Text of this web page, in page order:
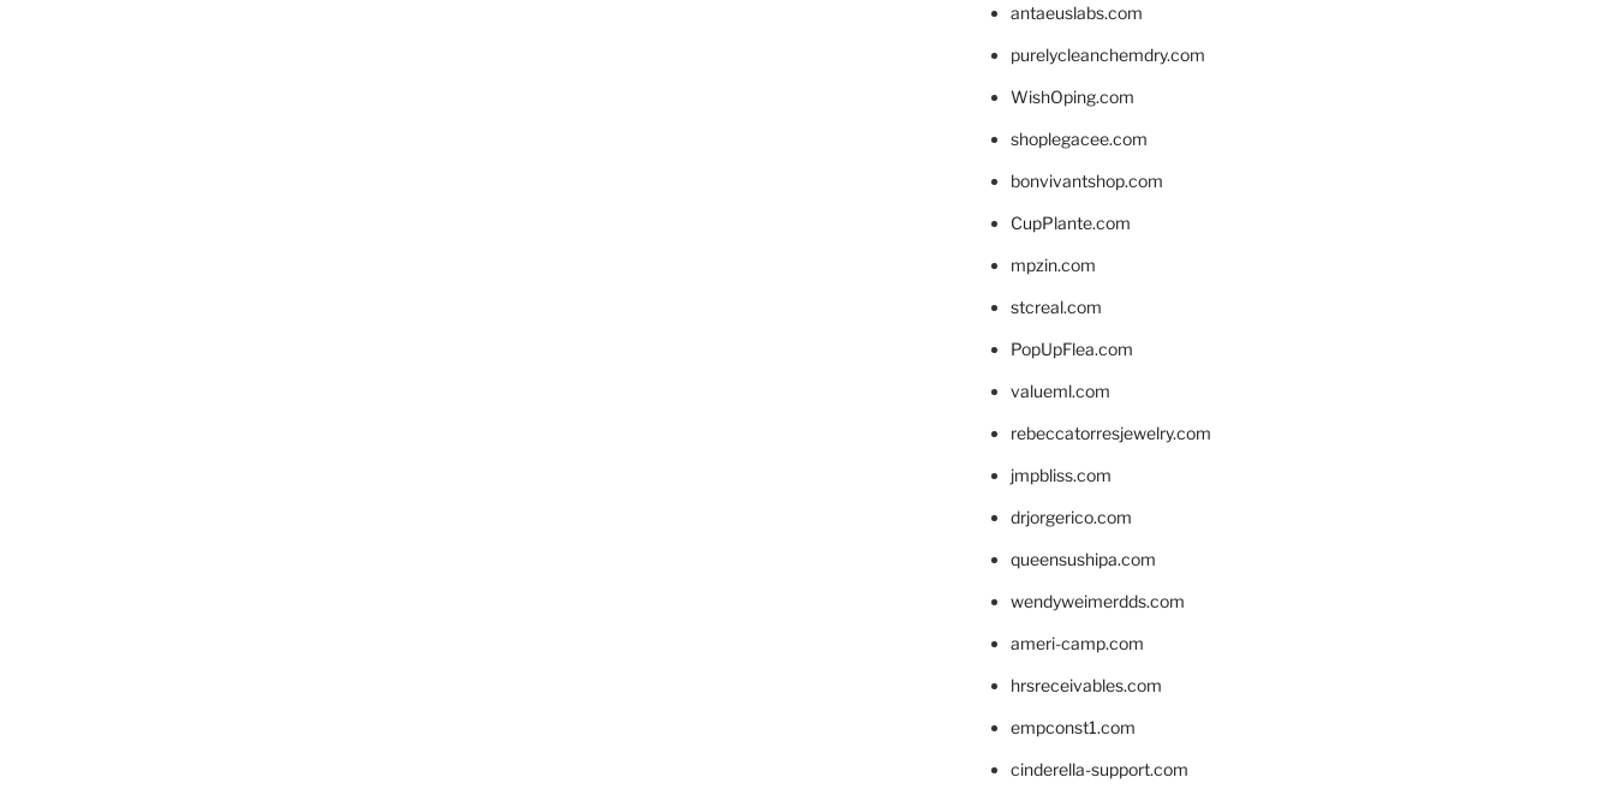
antaeuslabs.com
purelycleanchemdry.com
WishOping.com
shoplegacee.com
bonvivantshop.com
CupPlante.com
mpzin.com
stcreal.com
PopUpFlea.com
valueml.com
rebeccatorresjewelry.com
jmpbliss.com
drjorgerico.com
queensushipa.com
wendyweimerdds.com
ameri-camp.com
hrsreceivables.com
empconst1.com
cinderella-support.com